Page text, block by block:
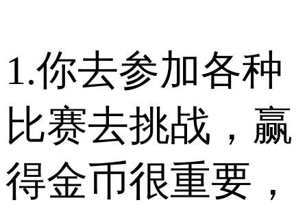
1.你去参加各种
比赛去挑战，赢
得金币很重要，